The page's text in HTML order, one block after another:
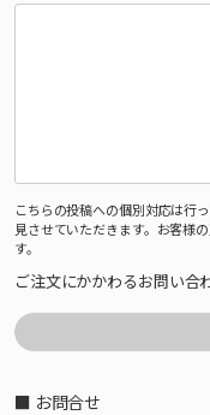
こちらの投稿への個別対応は行
見させていただきます。お客様
す。
ご注文にかかわるお問い合
■ お問合せ